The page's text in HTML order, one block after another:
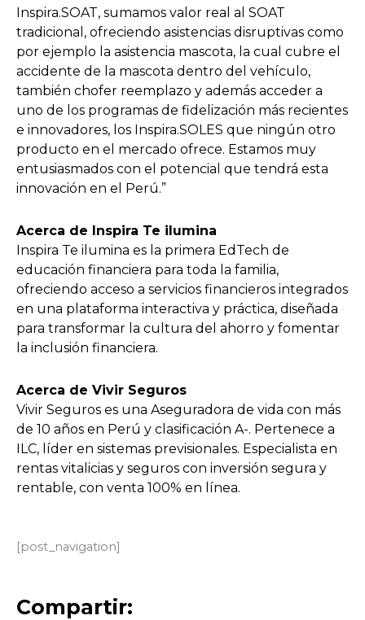
Inspira.SOAT, sumamos valor real al SOAT
tradicional, ofreciendo asistencias disruptivas como
por ejemplo la asistencia mascota, la cual cubre el
accidente de la mascota dentro del vehículo,
también chofer reemplazo y además acceder a
uno de los programas de fidelización más recientes
e innovadores, los Inspira.SOLES que ningún otro
producto en el mercado ofrece. Estamos muy
entusiasmados con el potencial que tendrá esta
innovación en el Perú.”
Acerca de Inspira Te ilumina
Inspira Te ilumina es la primera EdTech de
educación financiera para toda la familia,
ofreciendo acceso a servicios financieros integrados
en una plataforma interactiva y práctica, diseñada
para transformar la cultura del ahorro y fomentar
la inclusión financiera.
Acerca de Vivir Seguros
Vivir Seguros es una Aseguradora de vida con más
de 10 años en Perú y clasificación A-. Pertenece a
ILC, líder en sistemas previsionales. Especialista en
rentas vitalicias y seguros con inversión segura y
rentable, con venta 100% en línea.
[post_navigation]
Compartir: